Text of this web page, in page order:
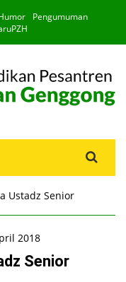
Pengumuman
for:
Ustadz Senior
2018
Senior